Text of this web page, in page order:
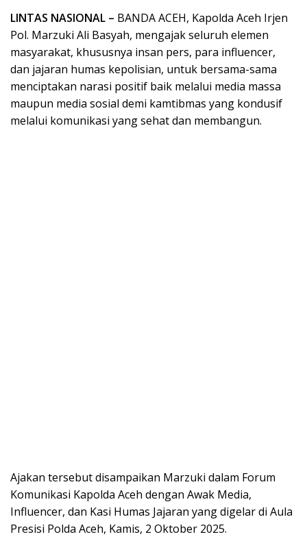
LINTAS NASIONAL – BANDA ACEH, Kapolda Aceh Irjen
Pol. Marzuki Ali Basyah, mengajak seluruh elemen
masyarakat, khususnya insan pers, para influencer,
dan jajaran humas kepolisian, untuk bersama-sama
menciptakan narasi positif baik melalui media massa
maupun media sosial demi kamtibmas yang kondusif
melalui komunikasi yang sehat dan membangun.
Ajakan tersebut disampaikan Marzuki dalam Forum
Komunikasi Kapolda Aceh dengan Awak Media,
Influencer, dan Kasi Humas Jajaran yang digelar di Aula
Presisi Polda Aceh, Kamis, 2 Oktober 2025.